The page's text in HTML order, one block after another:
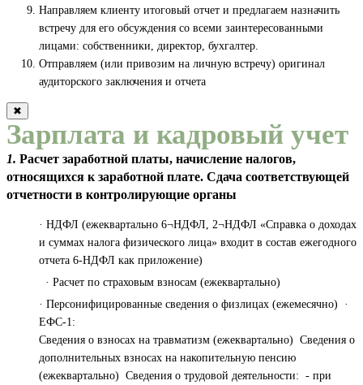
Направляем клиенту итоговый отчет и предлагаем назначить
встречу для его обсуждения со всеми заинтересованными
лицами: собственники, директор, бухгалтер.
Отправляем (или привозим на личную встречу) оригинал
аудиторского заключения и отчета
✖
Зарплата и кадровый учет
1. Расчет заработной платы, начисление налогов,
относящихся к заработной плате. Сдача соответствующей
отчетности в контролирующие органы
· НДФЛ (ежеквартально 6¬НДФЛ, 2¬НДФЛ «Справка о доходах
и суммах налога физического лица» входит в состав ежегодного
отчета 6-НДФЛ как приложение)
· Расчет по страховым взносам (ежеквартально)
· Персонифицированные сведения о физлицах (ежемесячно) ·
ЕФС-1:
Сведения о взносах на травматизм (ежеквартально) Сведения о
дополнительных взносах на накопительную пенсию
(ежеквартально) Сведения о трудовой деятельности: - при